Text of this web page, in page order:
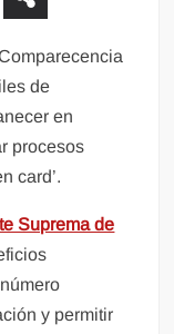
de
en
procesos
card’.
Suprema de
y permitir